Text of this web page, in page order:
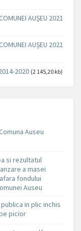
AUȘEU 2021
AUȘEU 2021
2020 (2 145,20 kb)
Auseu
si rezultatul
a masei
fondului
Auseu
in plic inchis
picior